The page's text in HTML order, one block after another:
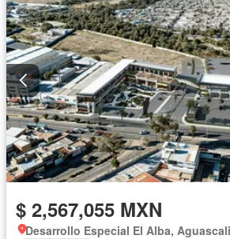
$ 2,567,055 MXN
Desarrollo Especial El Alba,